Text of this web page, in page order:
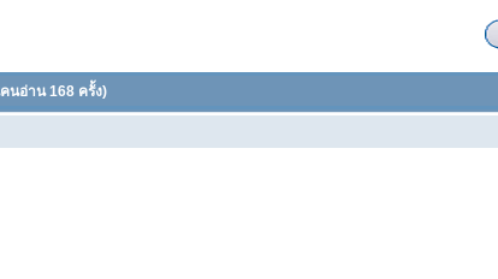
นอ่าน 168 ครั้ง)